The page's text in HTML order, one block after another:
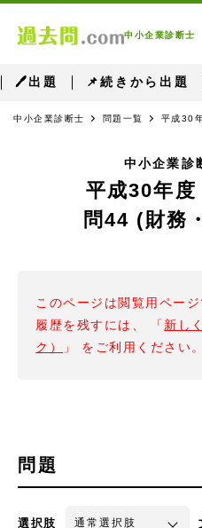
中小企業診断士
🖊出題 📌続きから出題
中小企業診断士 問題一覧 平成30
中小企業診
平成30年度
問44 (財務
このページは閲覧用ページ
履歴を残すには、 「 新し
ク）
」 をご利用ください。
問題
選択肢